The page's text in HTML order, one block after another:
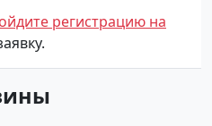
регистрацию на